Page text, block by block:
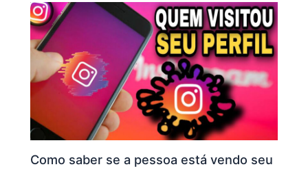
Como saber se a pessoa está vendo seu